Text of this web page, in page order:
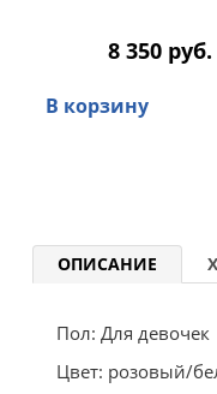
8 350 руб.
В корзину
ОПИСАНИЕ
Пол: Для девочек
Цвет: розовый/